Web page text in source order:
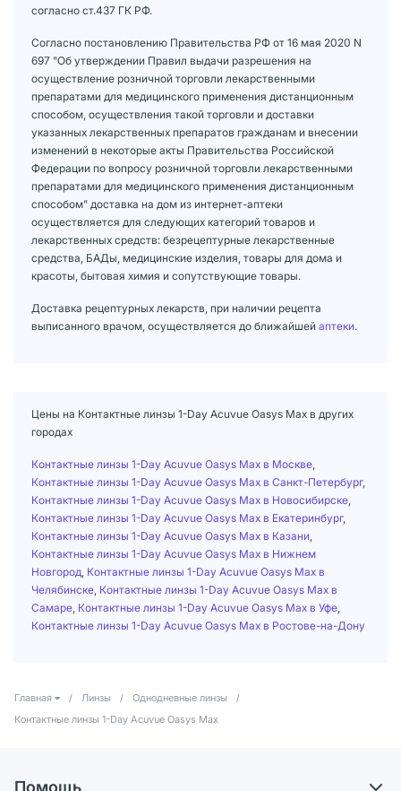
согласно ст.437 ГК РФ.
Согласно постановлению Правительства РФ от 16 мая 2020 N
697 "Об утверждении Правил выдачи разрешения на
осуществление розничной торговли лекарственными
препаратами для медицинского применения дистанционным
способом, осуществления такой торговли и доставки
указанных лекарственных препаратов гражданам и внесении
изменений в некоторые акты Правительства Российской
Федерации по вопросу розничной торговли лекарственными
препаратами для медицинского применения дистанционным
способом" доставка на дом из интернет-аптеки
осуществляется для следующих категорий товаров и
лекарственных средств: безрецептурные лекарственные
средства, БАДы, медицинские изделия, товары для дома и
красоты, бытовая химия и сопутствующие товары.
Доставка рецептурных лекарств, при наличии рецепта
выписанного врачом, осуществляется до ближайшей аптеки.
Цены на Контактные линзы 1-Day Acuvue Oasys Max в других
городах
Контактные линзы 1-Day Acuvue Oasys Max в Москве
Контактные линзы 1-Day Acuvue Oasys Max в Санкт-Петербург,
Контактные линзы 1-Day Acuvue Oasys Max в Новосибирске
Контактные линзы 1-Day Acuvue Oasys Max в Екатеринбург,
Контактные линзы 1-Day Acuvue Oasys Max в Казани
Контактные линзы 1-Day Acuvue Oasys Max в Нижнем
Новгород Контактные линзы 1-Day Acuvue Oasys Max в
Челябинске Контактные линзы 1-Day Acuvue Oasys Max в
Самаре Контактные линзы 1-Day Acuvue Oasys Max в Уфе
Контактные линзы 1-Day Acuvue Oasys Max в Ростове-на-Дону
Главная / Линзы / Однодневные линзы
/
Контактные линзы 1-Day Acuvue Oasys Max
Помощь